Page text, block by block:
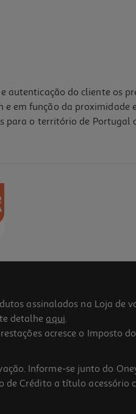
do cliente os
em função da proximidade
para o território de
assinalados na Loja de
detalhe aqui.
acresce o Imposto
Informe-se junto do
Crédito a título acessório